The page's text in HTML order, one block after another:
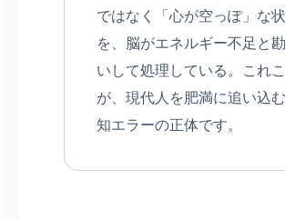
ではなく「心が空っぽ」な
を、脳がエネルギー不足と
いして処理している。これ
が、現代人を肥満に追い込
知エラーの正体です。